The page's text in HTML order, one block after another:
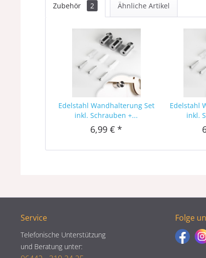
Zubehör 2 Ähnliche Artikel
Edelstahl Wandhalterung Set
inkl. Schrauben +...
6,99 € *
Edelstahl
inkl.
Service
Telefonische Unterstützung
und Beratung unter:
Folge